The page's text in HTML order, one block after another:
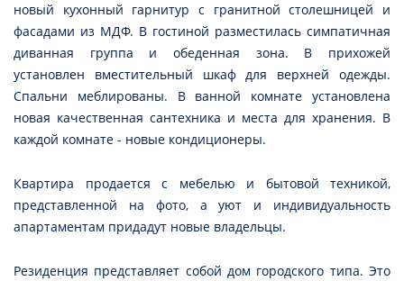
новый кухонный гарнитур с гранитной столешницей и
фасадами из МДФ. В гостиной разместилась симпатичная
диванная группа и обеденная зона. В прихожей
установлен вместительный шкаф для верхней одежды.
Спальни меблированы. В ванной комнате установлена
новая качественная сантехника и места для хранения. В
каждой комнате - новые кондиционеры.
Квартира продается с мебелью и бытовой техникой,
представленной на фото, а уют и индивидуальность
апартаментам придадут новые владельцы.
Резиденция представляет собой дом городского типа. Это